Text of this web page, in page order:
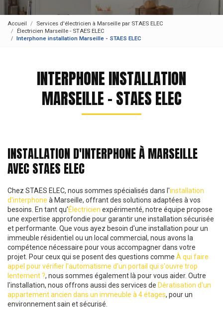
Accueil
Services d'électricien à Marseille par STAES ELEC
Électricien Marseille - STAES ELEC
Interphone installation Marseille - STAES ELEC
INTERPHONE INSTALLATION
MARSEILLE - STAES ELEC
INSTALLATION D'INTERPHONE À MARSEILLE
AVEC STAES ELEC
Chez STAES ELEC, nous sommes spécialisés dans l'installation
d'interphone à Marseille, offrant des solutions adaptées à vos
besoins. En tant qu'Électricien expérimenté, notre équipe propose
une expertise approfondie pour garantir une installation sécurisée
et performante. Que vous ayez besoin d'une installation pour un
immeuble résidentiel ou un local commercial, nous avons la
compétence nécessaire pour vous accompagner dans votre
projet. Pour ceux qui se posent des questions comme À qui faire
appel pour vérifier l'automatisme d'un portail qui s'ouvre trop
lentement ?, nous sommes également là pour vous aider. Outre
l'installation, nous offrons aussi des services de Dératisation d'un
appartement ancien dans un immeuble à 4 étages, pour un
environnement sain et sécurisé.